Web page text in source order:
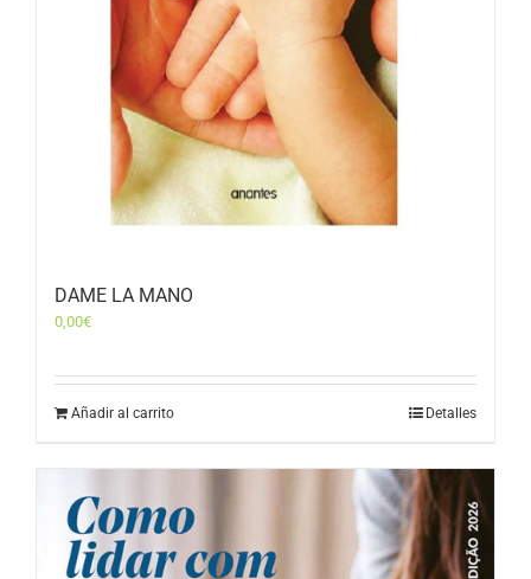
DAME LA MANO
0,00€
Añadir al carrito Detalles